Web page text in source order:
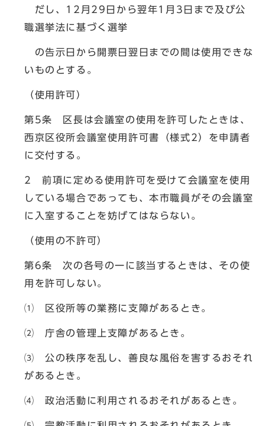
だし、12月29日から翌年1月3日まで及び公
職選挙法に基づく選挙
の告示日から開票日翌日までの間は使用できな
いものとする。
（使用許可）
第5条 区長は会議室の使用を許可したときは、
西京区役所会議室使用許可書（様式2）を申請者
に交付する。
2 前項に定める使用許可を受けて会議室を使用
している場合であっても、本市職員がその会議室
に入室することを妨げてはならない。
（使用の不許可）
第6条 次の各号の一に該当するときは、その使
用を許可しない。
⑴ 区役所等の業務に支障があるとき。
⑵ 庁舎の管理上支障があるとき。
⑶ 公の秩序を乱し、善良な風俗を害するおそれ
があるとき。
⑷ 政治活動に利用されるおそれがあるとき。